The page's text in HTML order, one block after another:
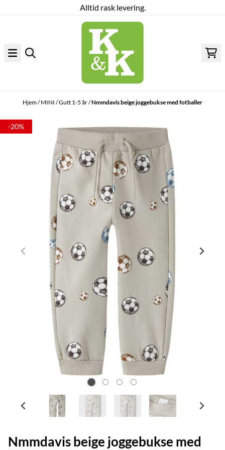
Alltid rask levering.
Hjem/MINI /Gutt 1-5 år/Nmmdavis beige joggebukse med fotballer
-20%
Nmmdavis beige joggebukse med